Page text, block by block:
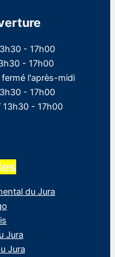
- 17h00
- 17h00
l'après-midi
- 17h00
- 17h00
du Jura
Jura
Jura